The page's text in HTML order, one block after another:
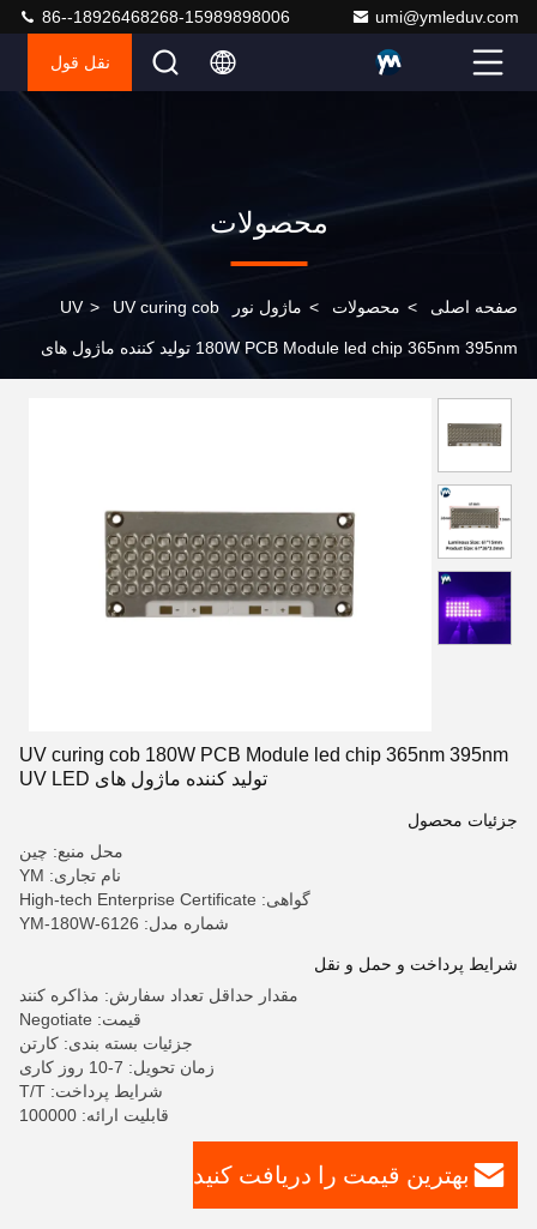
umi@ymleduv.com
86--18926468268-15989898006
نقل قول
محصولات
صفحه اصلی > محصولات > ماژول نور UV > UV curing cob
180W PCB Module led chip 365nm 395nm تولید کننده ماژول های
UV curing cob 180W PCB Module led chip 365nm 395nm
تولید کننده ماژول های UV LED
جزئیات محصول
محل منبع: چین
نام تجاری: YM
گواهی: High-tech Enterprise Certificate
شماره مدل: YM-180W-6126
شرایط پرداخت و حمل و نقل
مقدار حداقل تعداد سفارش: مذاکره کنند
قیمت: Negotiate
جزئیات بسته بندی: کارتن
زمان تحویل: 7-10 روز کاری
شرایط پرداخت: T/T
قابلیت ارائه: 100000
بهترین قیمت را دریافت کنید